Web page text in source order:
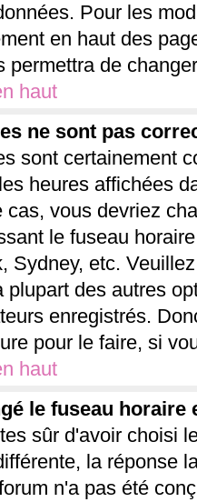
Pour les
en haut des
permettra de
haut
ne sont pas
sont certainement
heures affichées
cas, vous devriez
le fuseau
Sydney, etc.
plupart des autres
enregistrés.
pour le faire, si
haut
le fuseau
sûr d'avoir choisi
la réponse
n'a pas été